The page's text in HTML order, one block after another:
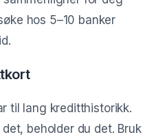
hos 5–10 banker
til lang kreditthistorikk.
beholder du det. Bruk